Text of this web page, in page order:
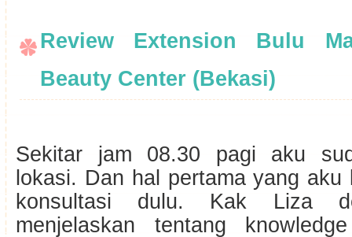
Review Extension Bulu
Beauty Center (Bekasi)
Sekitar jam 08.30 pagi aku
lokasi. Dan hal pertama yang aku
konsultasi dulu. Kak Liza
menjelaskan tentang